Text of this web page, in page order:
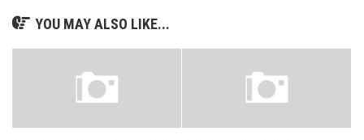
YOU MAY ALSO LIKE...